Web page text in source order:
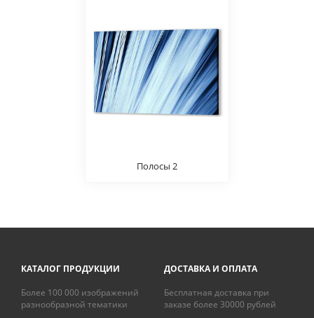
Полосы 2
КАТАЛОГ ПРОДУКЦИИ
Более 100 000 изображений
разнообразной тематики
ДОСТАВКА И ОПЛАТА
Бесплатная доставка при
заказе более 30000 рублей